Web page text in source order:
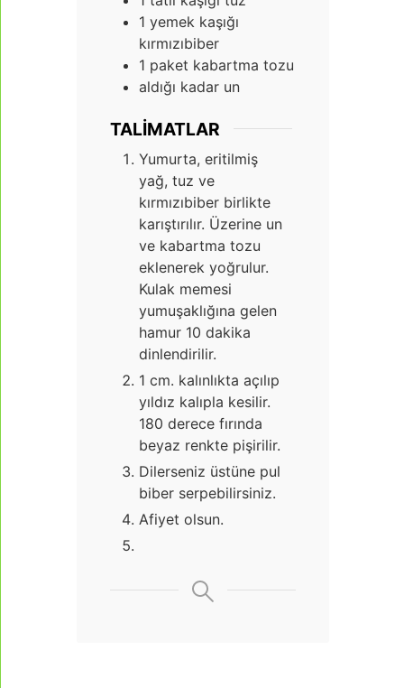
1 yemek kaşığı
kırmızıbiber
1 paket kabartma tozu
aldığı kadar un
TALIMATLAR
Yumurta, eritilmiş
yağ, tuz ve
kırmızıbiber birlikte
karıştırılır. Üzerine un
ve kabartma tozu
eklenerek yoğrulur.
Kulak memesi
yumuşaklığına gelen
hamur 10 dakika
dinlendirilir.
1 cm. kalınlıkta açılıp
yıldız kalıpla kesilir.
180 derece fırında
beyaz renkte pişirilir.
Dilerseniz üstüne pul
biber serpebilirsiniz.
Afiyet olsun.